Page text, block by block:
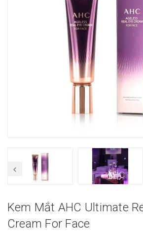
Kem Mắt AHC Ultimate
Cream For Face